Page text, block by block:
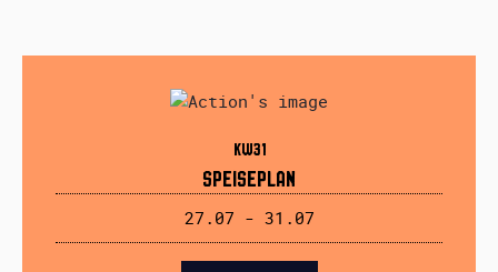
KW31
SPEISEPLAN
27.07 - 31.07